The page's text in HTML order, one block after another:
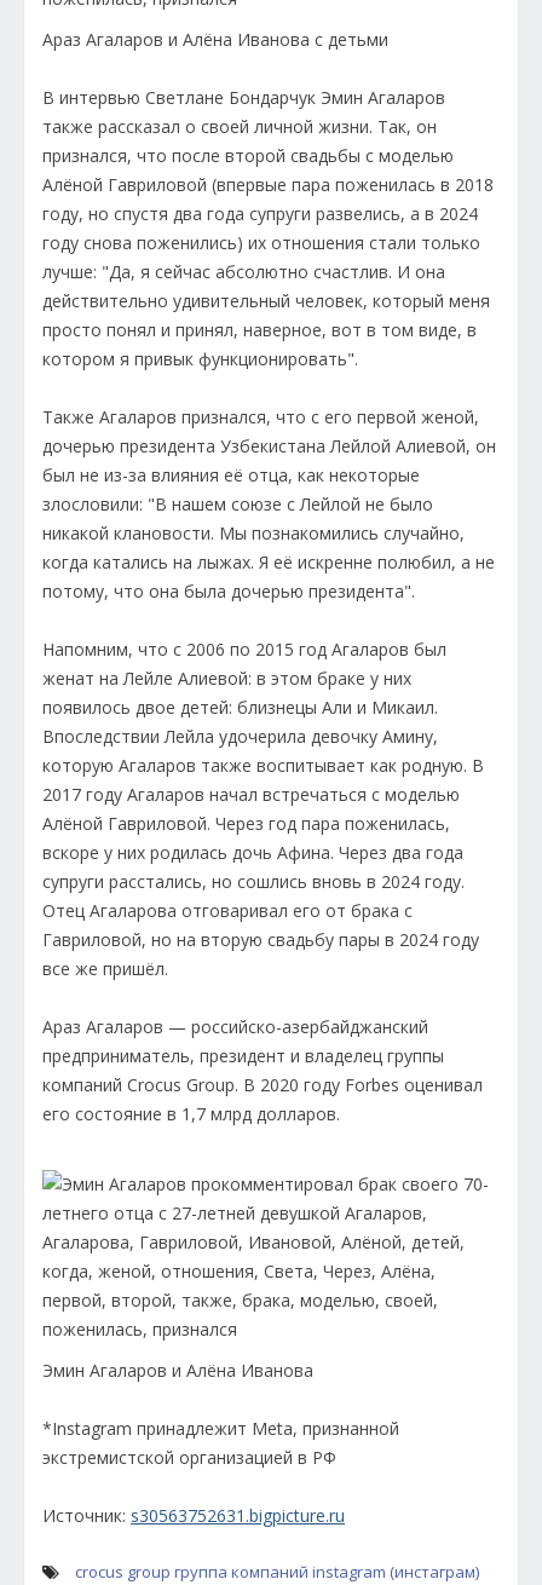
Араз Агаларов и Алёна Иванова с детьми
В интервью Светлане Бондарчук Эмин Агаларов
также рассказал о своей личной жизни. Так, он
признался, что после второй свадьбы с моделью
Алёной Гавриловой (впервые пара поженилась в 2018
году, но спустя два года супруги развелись, а в 2024
году снова поженились) их отношения стали только
лучше: "Да, я сейчас абсолютно счастлив. И она
действительно удивительный человек, который меня
просто понял и принял, наверное, вот в том виде, в
котором я привык функционировать".
Также Агаларов признался, что с его первой женой,
дочерью президента Узбекистана Лейлой Алиевой, он
был не из-за влияния её отца, как некоторые
злословили: "В нашем союзе с Лейлой не было
никакой клановости. Мы познакомились случайно,
когда катались на лыжах. Я её искренне полюбил, а не
потому, что она была дочерью президента".
Напомним, что с 2006 по 2015 год Агаларов был
женат на Лейле Алиевой: в этом браке у них
появилось двое детей: близнецы Али и Микаил.
Впоследствии Лейла удочерила девочку Амину,
которую Агаларов также воспитывает как родную. В
2017 году Агаларов начал встречаться с моделью
Алёной Гавриловой. Через год пара поженилась,
вскоре у них родилась дочь Афина. Через два года
супруги расстались, но сошлись вновь в 2024 году.
Отец Агаларова отговаривал его от брака с
Гавриловой, но на вторую свадьбу пары в 2024 году
все же пришёл.
Араз Агаларов — российско-азербайджанский
предприниматель, президент и владелец группы
компаний Crocus Group. В 2020 году Forbes оценивал
его состояние в 1,7 млрд долларов.
Эмин Агаларов и Алёна Иванова
*Instagram принадлежит Meta, признанной
экстремистской организацией в РФ
Источник: s30563752631.bigpicture.ru
crocus group группа компаний instagram (инстаграм)